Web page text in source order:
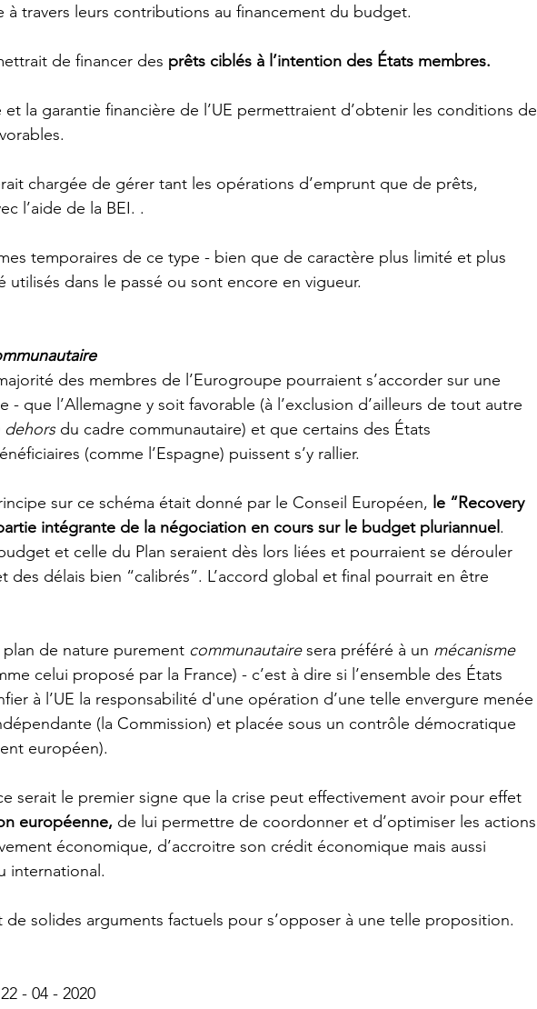
à travers leurs contributions au financement du budget.
de financer des prêts ciblés à l’intention des États membres.
la garantie financière de l’UE permettraient d’obtenir les conditions de
chargée de gérer tant les opérations d’emprunt que de prêts,
l’aide de la BEI. .
temporaires de ce type - bien que de caractère plus limité et plus
utilisés dans le passé ou sont encore en vigueur.
des membres de l’Eurogroupe pourraient s’accorder sur une
- que l’Allemagne y soit favorable (à l’exclusion d’ailleurs de tout autre
dehors du cadre communautaire) et que certains des États
(comme l’Espagne) puissent s’y rallier.
sur ce schéma était donné par le Conseil Européen, le “Recovery
intégrante de la négociation en cours sur le budget pluriannuel .
et celle du Plan seraient dès lors liées et pourraient se dérouler
des délais bien “calibrés”. L’accord global et final pourrait en être
de nature purement communautaire sera préféré à un mécanisme
celui proposé par la France) - c’est à dire si l’ensemble des États
à l’UE la responsabilité d'une opération d’une telle envergure menée
(la Commission) et placée sous un contrôle démocratique
européen).
serait le premier signe que la crise peut effectivement avoir pour effet
européenne, de lui permettre de coordonner et d’optimiser les actions
économique, d’accroitre son crédit économique mais aussi
international.
de solides arguments factuels pour s’opposer à une telle proposition.
- 04 - 2020